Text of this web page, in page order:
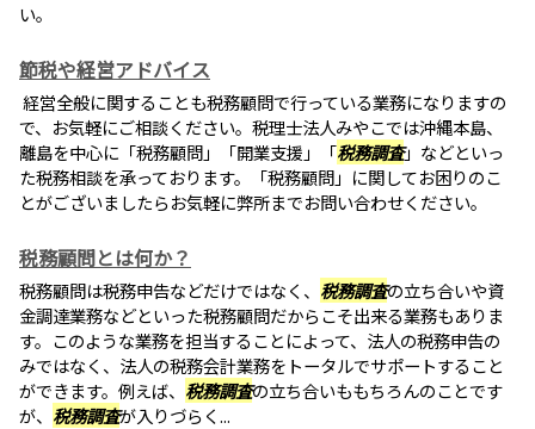
い。
節税や経営アドバイス
経営全般に関することも税務顧問で行っている業務になりますの
で、お気軽にご相談ください。税理士法人みやこでは沖縄本島、
離島を中心に「税務顧問」「開業支援」「税務調査」などといっ
た税務相談を承っております。「税務顧問」に関してお困りのこ
とがございましたらお気軽に弊所までお問い合わせください。
税務顧問とは何か？
税務顧問は税務申告などだけではなく、 税務調査の立ち合いや資
金調達業務などといった税務顧問だからこそ出来る業務もありま
す。このような業務を担当することによって、法人の税務申告の
みではなく、法人の税務会計業務をトータルでサポートすること
ができます。例えば、 税務調査の立ち合いももちろんのことです
が、 税務調査が入りづらく...